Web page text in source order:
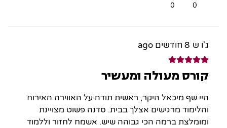
0
0
ג'ו ש 8 חודשים ago
קורס מעולה ומעשיר
היי שף מיכאל היקר, ראשית תודה על האווירה האירוח
והלימוד מרגישים אצלך בבית. סדנה פשוט מצויינת
ומומלצת ברמה הכי גבוהה שיש. אשמח לחזור וללמוד